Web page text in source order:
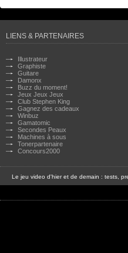
LIENS & PARTENAIRES
Illustrateur
Graphiste
Guitare
Damonx
Buzz du moment!
Jeux Jeux Jeux
Club Stephen King
Gagnez des cadeaux
Winbuz
Gamatomic
Secondes Peaux
Machines à sous
Tonerpartenaire
Concours2000
Le jeu video d'hier et de demain : tests,